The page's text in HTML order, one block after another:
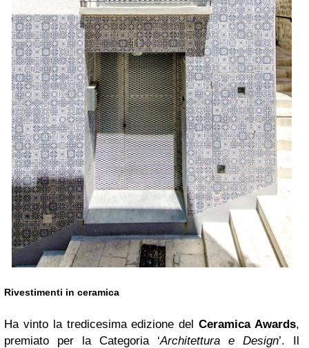
Rivestimenti in ceramica
Ha vinto la tredicesima edizione delCeramica Awards,
premiato per la Categoria ‘Architettura e Design’. Il